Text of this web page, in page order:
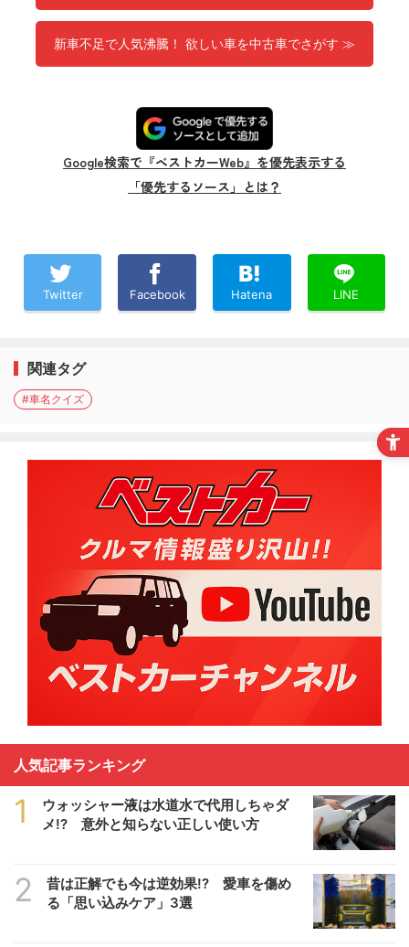
新車不足で人気沸騰！ 欲しい車を中古車でさがす ≫
Google検索で『ベストカーWeb』を優先表示する
「優先するソース」とは？
Twitter Facebook Hatena LINE
関連タグ
#車名クイズ
人気記事ランキング
1
ウォッシャー液は水道水で代用しちゃダ
メ!? 意外と知らない正しい使い方
2
昔は正解でも今は逆効果!? 愛車を傷め
る「思い込みケア」3選